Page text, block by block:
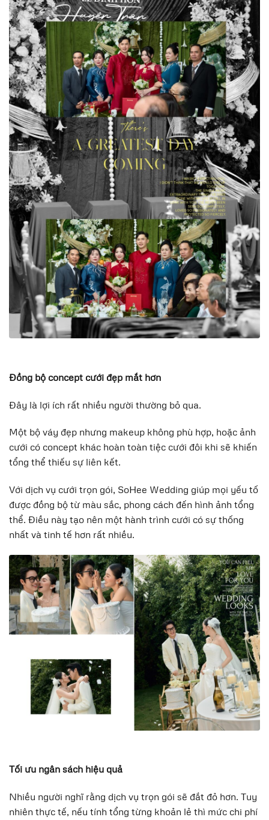
Đồng bộ concept cưới đẹp mắt hơn
Đây là lợi ích rất nhiều người thường bỏ qua.
Một bộ váy đẹp nhưng makeup không phù hợp, hoặc ảnh
cưới có concept khác hoàn toàn tiệc cưới đôi khi sẽ khiến
tổng thể thiếu sự liên kết.
Với dịch vụ cưới trọn gói, SoHee Wedding giúp mọi yếu tố
được đồng bộ từ màu sắc, phong cách đến hình ảnh tổng
thể. Điều này tạo nên một hành trình cưới có sự thống
nhất và tinh tế hơn rất nhiều.
Tối ưu ngân sách hiệu quả
Nhiều người nghĩ rằng dịch vụ trọn gói sẽ đắt đỏ hơn. Tuy
nhiên thực tế, nếu tính tổng từng khoản lẻ thì mức chi phí